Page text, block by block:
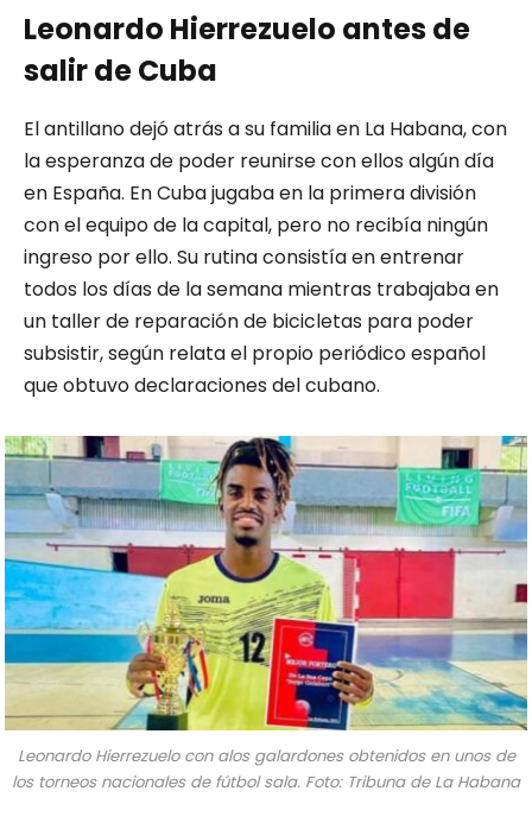
Leonardo Hierrezuelo antes de
salir de Cuba
El antillano dejó atrás a su familia en La Habana, con
la esperanza de poder reunirse con ellos algún día
en España. En Cuba jugaba en la primera división
con el equipo de la capital, pero no recibía ningún
ingreso por ello. Su rutina consistía en entrenar
todos los días de la semana mientras trabajaba en
un taller de reparación de bicicletas para poder
subsistir, según relata el propio periódico español
que obtuvo declaraciones del cubano.
Leonardo Hierrezuelo con alos galardones obtenidos en unos de
los torneos nacionales de fútbol sala. Foto: Tribuna de La Habana